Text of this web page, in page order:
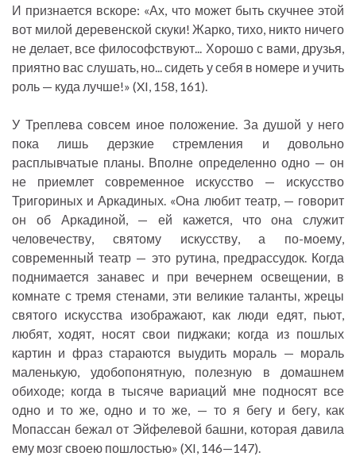
И признается вскоре: «Ах, что может быть скучнее этой
вот милой деревенской скуки! Жарко, тихо, никто ничего
не делает, все философствуют... Хорошо с вами, друзья,
приятно вас слушать, но... сидеть у себя в номере и учить
роль — куда лучше!» (XI, 158, 161).
У Треплева совсем иное положение. За душой у него
пока лишь дерзкие стремления и довольно
расплывчатые планы. Вполне определенно одно — он
не приемлет современное искусство — искусство
Тригориных и Аркадиных. «Она любит театр, — говорит
он об Аркадиной, — ей кажется, что она служит
человечеству, святому искусству, а по-моему,
современный театр — это рутина, предрассудок. Когда
поднимается занавес и при вечернем освещении, в
комнате с тремя стенами, эти великие таланты, жрецы
святого искусства изображают, как люди едят, пьют,
любят, ходят, носят свои пиджаки; когда из пошлых
картин и фраз стараются выудить мораль — мораль
маленькую, удобопонятную, полезную в домашнем
обиходе; когда в тысяче вариаций мне подносят все
одно и то же, одно и то же, — то я бегу и бегу, как
Мопассан бежал от Эйфелевой башни, которая давила
ему мозг своею пошлостью» (XI, 146—147).